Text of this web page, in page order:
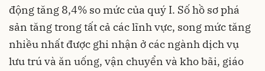
động tăng 8,4% so mức của quý I. Số hồ sơ phá
sản tăng trong tất cả các lĩnh vực, song mức tăng
nhiều nhất được ghi nhận ở các ngành dịch vụ
lưu trú và ăn uống, vận chuyển và kho bãi, giáo